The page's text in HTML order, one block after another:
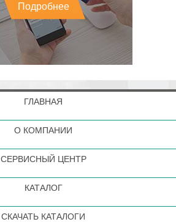
Подробнее
ГЛАВНАЯ
О КОМПАНИИ
СЕРВИСНЫЙ ЦЕНТР
КАТАЛОГ
СКАЧАТЬ КАТАЛОГИ